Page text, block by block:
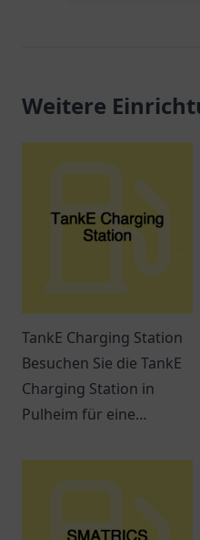
Weitere
TankE Charging Station
Besuchen Sie die TankE
Charging Station in
Pulheim für eine
Lademöglichkeit für Ihr